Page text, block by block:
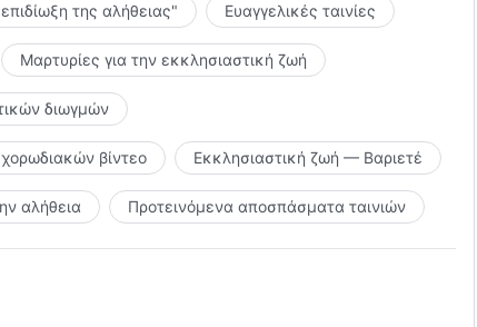
της αλήθειας" Ευαγγελικές ταινίες
Μαρτυρίες για την εκκλησιαστική ζωή
διωγμών
βίντεο Εκκλησιαστική ζωή — Βαριετέ
αλήθεια Προτεινόμενα αποσπάσματα ταινιών